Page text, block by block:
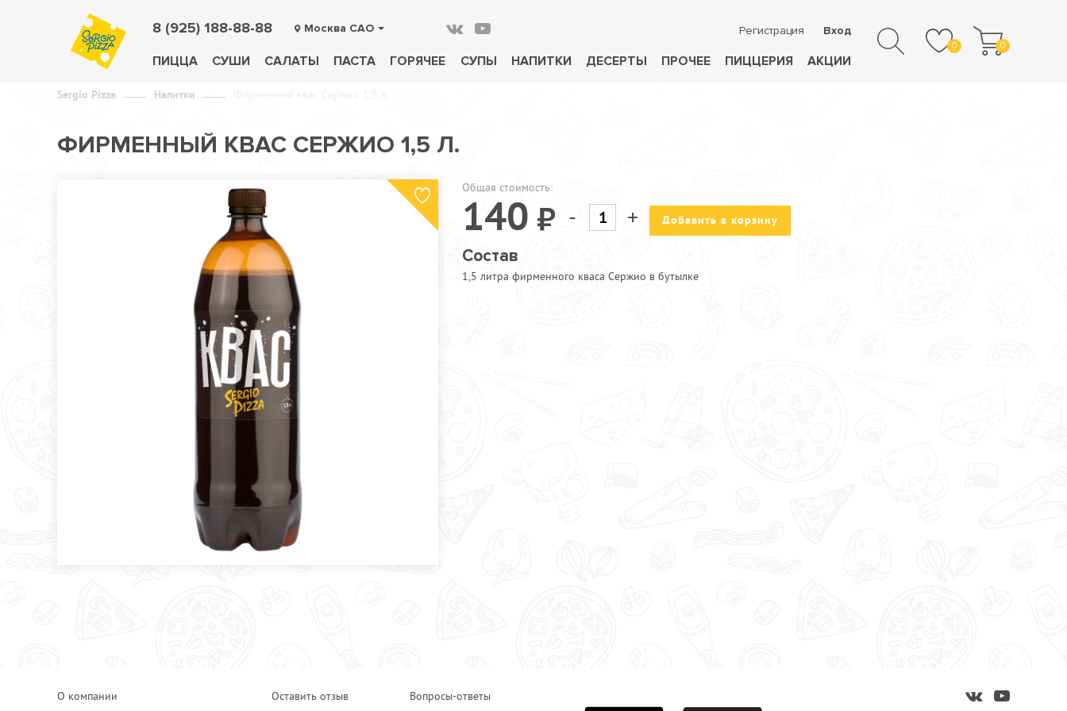
0 0
8 (925) 188-88-88 Москва САО
ПИЦЦА СУШИ САЛАТЫ ПАСТА ГОРЯЧЕЕ СУПЫ НАПИТКИ ДЕСЕРТЫ ПРОЧЕЕ ПИЦЦЕРИЯ АКЦИИ
Регистрация Вход
Sergio Pizza Напитки
ФИРМЕННЫЙ КВАС СЕРЖИО 1,5 Л.
Общая стоимость:
140 - + Добавить в корзину
Состав
1,5 литра фирменного кваса Сержио в бутылке
О компании Оставить отзыв Вопросы-ответы